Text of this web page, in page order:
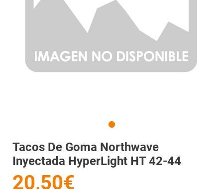
Tacos De Goma Northwave
Inyectada HyperLight HT 42-44
20,50€